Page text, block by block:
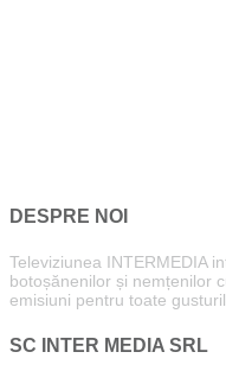
DESPRE NOI
Televiziunea INTERMEDIA
botoșănenilor și nemțenilor
emisiuni pentru toate
SC INTER MEDIA SRL